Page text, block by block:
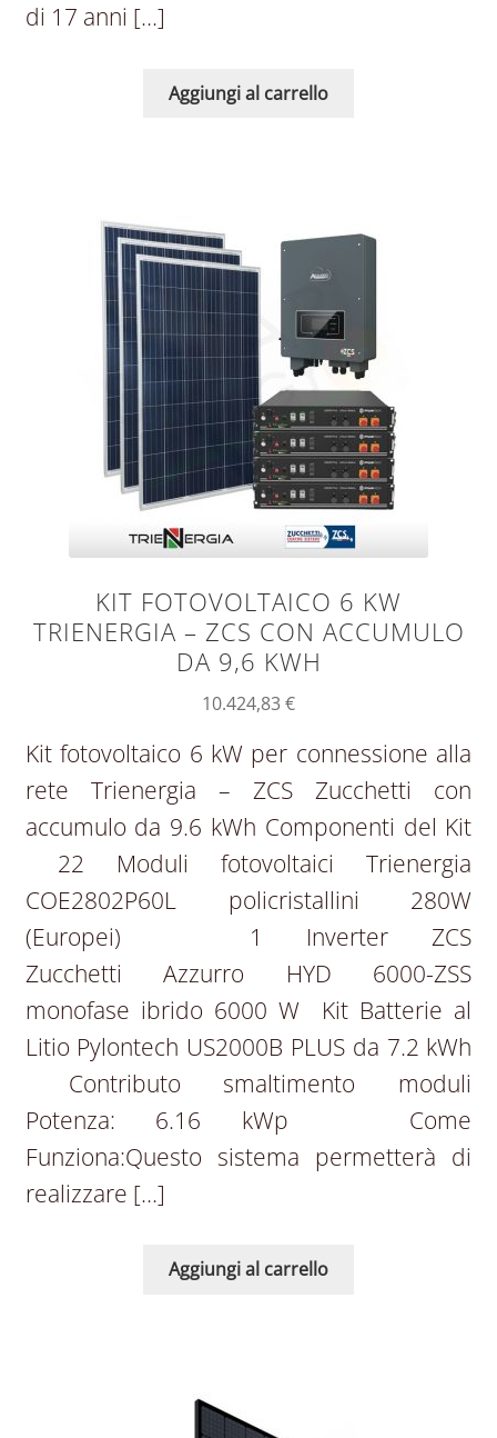
di 17 anni […]
Aggiungi al carrello
KIT FOTOVOLTAICO 6 KW
TRIENERGIA – ZCS CON ACCUMULO
DA 9,6 KWH
10.424,83€
Kit fotovoltaico 6 kW per connessione alla
rete Trienergia – ZCS Zucchetti con
accumulo da 9.6 kWh Componenti del Kit
22 Moduli fotovoltaici Trienergia
COE2802P60L policristallini 280W
(Europei) 1 Inverter ZCS
Zucchetti Azzurro HYD 6000-ZSS
monofase ibrido 6000 W Kit Batterie al
Litio Pylontech US2000B PLUS da 7.2 kWh
Contributo smaltimento moduli
Potenza: 6.16 kWp Come
Funziona:Questo sistema permetterà di
realizzare […]
Aggiungi al carrello